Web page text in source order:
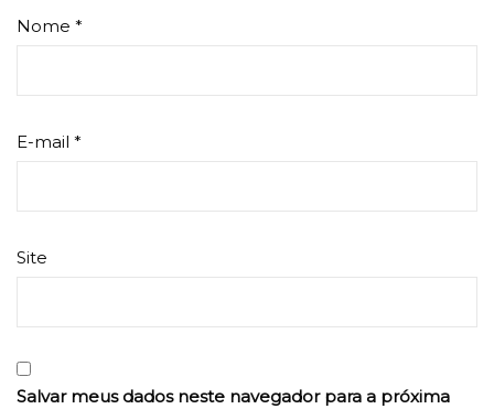
Nome *
E-mail *
Site
Salvar meus dados neste navegador para a próxima